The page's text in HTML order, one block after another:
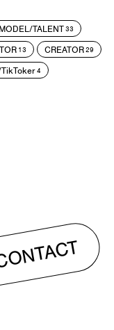
MODEL/TALENT33
13 CREATOR29
4